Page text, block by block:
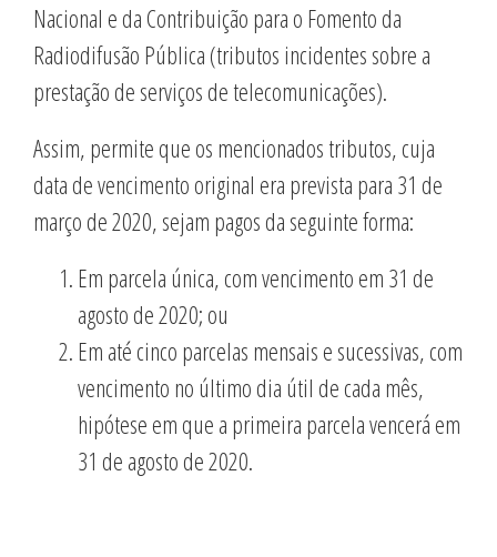
Nacional e da Contribuição para o Fomento da
Radiodifusão Pública (tributos incidentes sobre a
prestação de serviços de telecomunicações).
Assim, permite que os mencionados tributos, cuja
data de vencimento original era prevista para 31 de
março de 2020, sejam pagos da seguinte forma:
Em parcela única, com vencimento em 31 de
agosto de 2020; ou
Em até cinco parcelas mensais e sucessivas, com
vencimento no último dia útil de cada mês,
hipótese em que a primeira parcela vencerá em
31 de agosto de 2020.